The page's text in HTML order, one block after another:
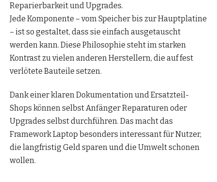
Reparierbarkeit und Upgrades.
Jede Komponente – vom Speicher bis zur Hauptplatine
– ist so gestaltet, dass sie einfach ausgetauscht
werden kann. Diese Philosophie steht im starken
Kontrast zu vielen anderen Herstellern, die auf fest
verlötete Bauteile setzen.
Dank einer klaren Dokumentation und Ersatzteil-
Shops können selbst Anfänger Reparaturen oder
Upgrades selbst durchführen. Das macht das
Framework Laptop besonders interessant für Nutzer,
die langfristig Geld sparen und die Umwelt schonen
wollen.